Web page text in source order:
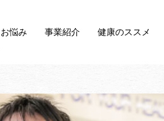
お悩み 事業紹介 健康のススメ